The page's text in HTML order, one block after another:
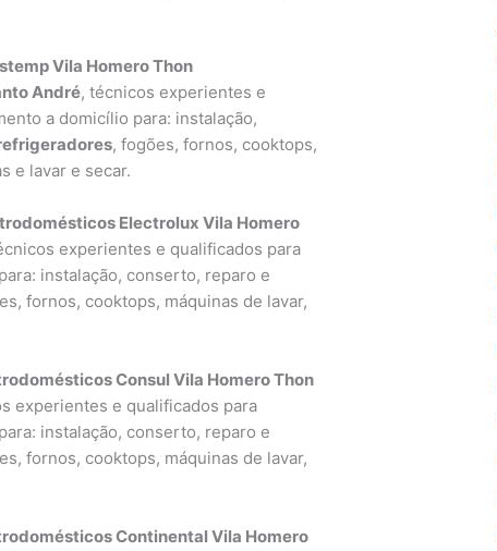
Vila Homero Thon
André, técnicos experientes e
a domicílio para: instalação,
, fogões, fornos, cooktops,
e lavar e secar.
Electrolux Vila Homero
experientes e qualificados para
instalação, conserto, reparo e
fornos, cooktops, máquinas de lavar,
Consul Vila Homero Thon
experientes e qualificados para
instalação, conserto, reparo e
fornos, cooktops, máquinas de lavar,
Continental Vila Homero